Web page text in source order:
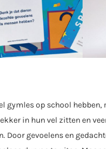
op school
in hun vel zitten en
Door gevoelens en